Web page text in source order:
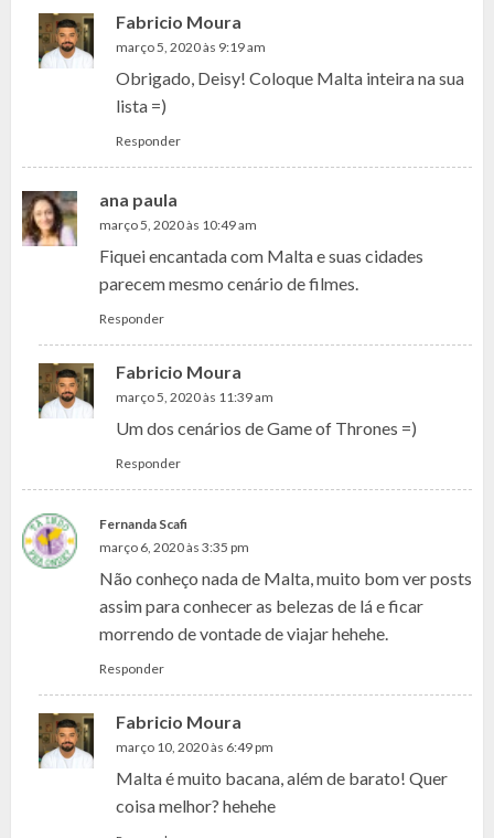
Fabricio Moura
março 5, 2020 às 9:19 am
Obrigado, Deisy! Coloque Malta inteira na sua
lista =)
Responder
ana paula
março 5, 2020 às 10:49 am
Fiquei encantada com Malta e suas cidades
parecem mesmo cenário de filmes.
Responder
Fabricio Moura
março 5, 2020 às 11:39 am
Um dos cenários de Game of Thrones =)
Responder
Fernanda Scafi
março 6, 2020 às 3:35 pm
Não conheço nada de Malta, muito bom ver posts
assim para conhecer as belezas de lá e ficar
morrendo de vontade de viajar hehehe.
Responder
Fabricio Moura
março 10, 2020 às 6:49 pm
Malta é muito bacana, além de barato! Quer
coisa melhor? hehehe